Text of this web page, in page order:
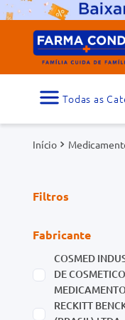
Filtros
Fabricante
COSMED
DE
RECKITT